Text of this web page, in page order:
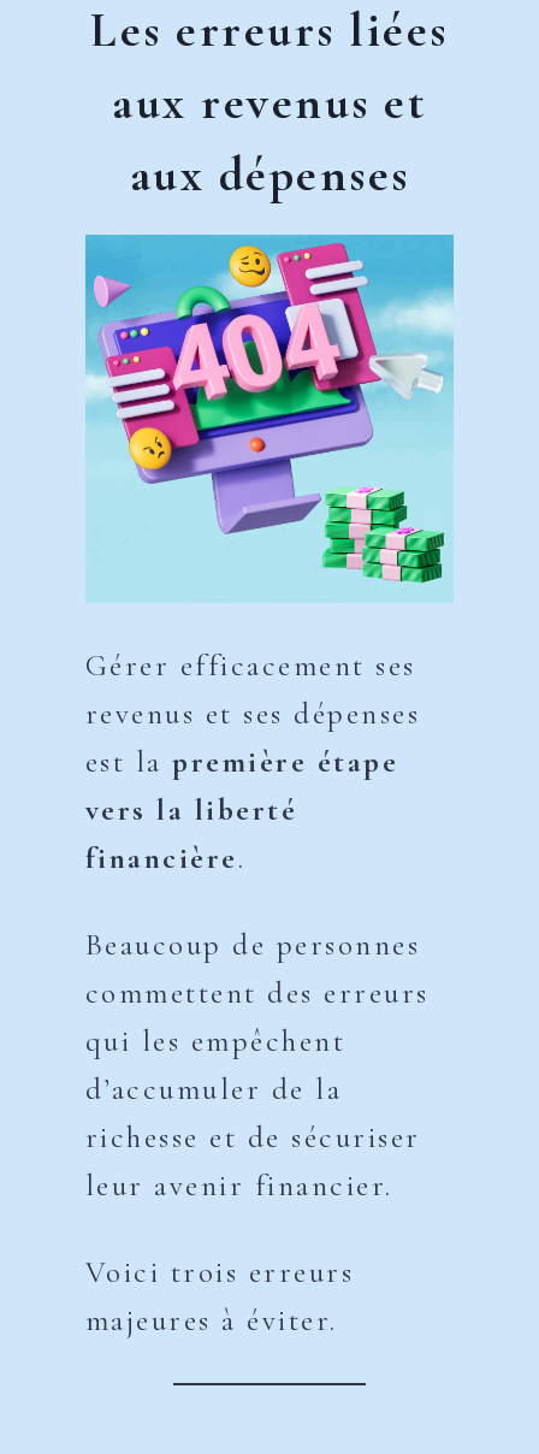
Les erreurs liées
aux revenus et
aux dépenses
Gérer efficacement ses
revenus et ses dépenses
est la première étape
vers la liberté
financière.
Beaucoup de personnes
commettent des erreurs
qui les empêchent
d’accumuler de la
richesse et de sécuriser
leur avenir financier.
Voici trois erreurs
majeures à éviter.